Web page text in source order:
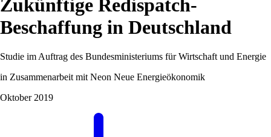
Zukünftige Redispatch-
Beschaffung in Deutschland
Studie im Auftrag des Bundesministeriums für Wirtschaft und Energie
in Zusammenarbeit mit Neon Neue Energieökonomik
Oktober 2019